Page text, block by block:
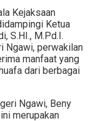
Kejaksaan
Ketua
S.HI., M.Pd.I.
Ngawi, perwakilan
manfaat yang
dari berbagai
Ngawi, Beny
merupakan